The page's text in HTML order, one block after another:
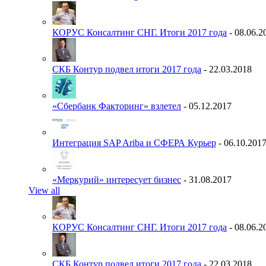
КОРУС Консалтинг СНГ. Итоги 2017 года -
СКБ Контур подвел итоги 2017 года - 22.03.2018
«Сбербанк Факторинг» взлетел - 05.12.2017
Интеграция SAP Ariba и СФЕРА Курьер - 06.10.2017
«Меркурий» интересует бизнес - 31.08.2017
View all
КОРУС Консалтинг СНГ. Итоги 2017 года -